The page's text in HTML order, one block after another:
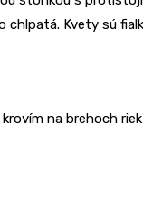
chlpatá. Kvety sú
na brehoch